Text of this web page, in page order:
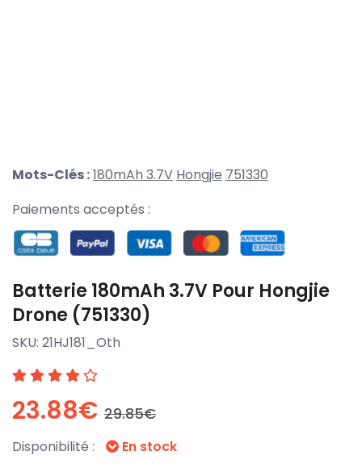
Mots-Clés :180mAh 3.7V Hongjie 751330
Paiements acceptés :
Batterie 180mAh 3.7V Pour Hongjie
Drone (751330)
SKU: 21HJ181_Oth
23.88€ 29.85€
Disponibilité : En stock